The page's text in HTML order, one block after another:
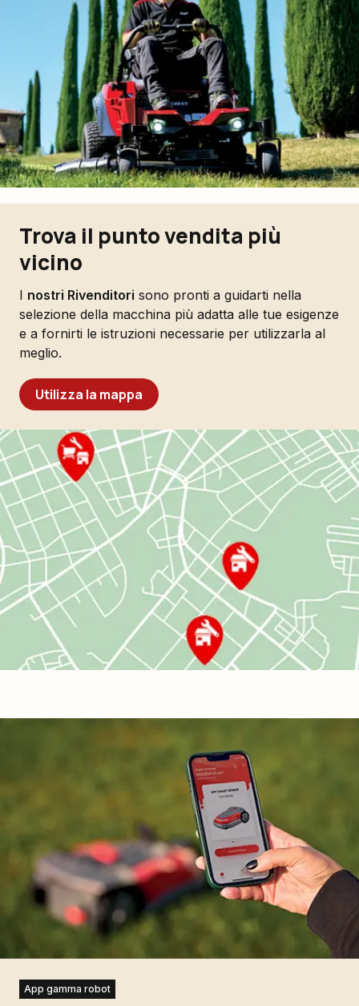
Trova il punto vendita più
vicino
I nostri Rivenditori sono pronti a guidarti nella
selezione della macchina più adatta alle tue esigenze
e a fornirti le istruzioni necessarie per utilizzarla al
meglio.
Utilizza la mappa
App gamma robot